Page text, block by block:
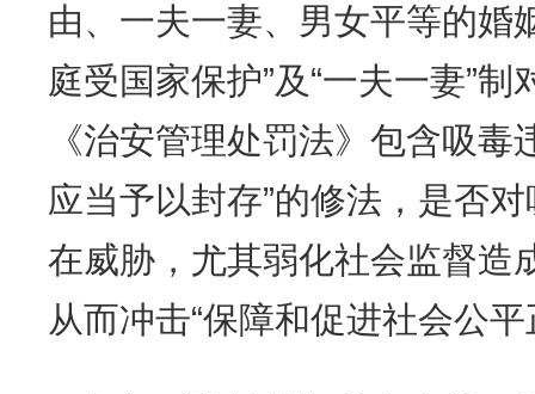
由、一夫一妻、男女平等的婚
庭受国家保护”及“一夫一妻”制
《治安管理处罚法》包含吸
应当予以封存”的修法，是否
在威胁，尤其弱化社会监督造
从而冲击“保障和促进社会公平